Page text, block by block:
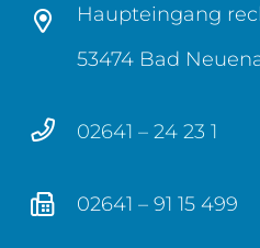
Haupteingang
53474 Bad
02641 – 24 23 1
02641 – 91 15 499